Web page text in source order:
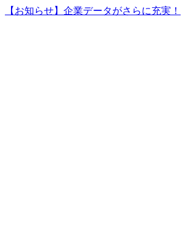
【お知らせ】企業データがさらに充実！